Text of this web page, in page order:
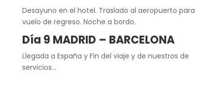
Desayuno en el hotel. Traslado al aeropuerto para
vuelo de regreso. Noche a bordo.
Día 9 MADRID – BARCELONA
Llegada a España y Fin del viaje y de nuestros de
servicios…